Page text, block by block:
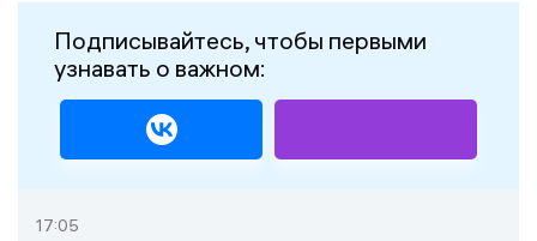
Подписывайтесь, чтобы первыми
узнавать о важном:
17:05